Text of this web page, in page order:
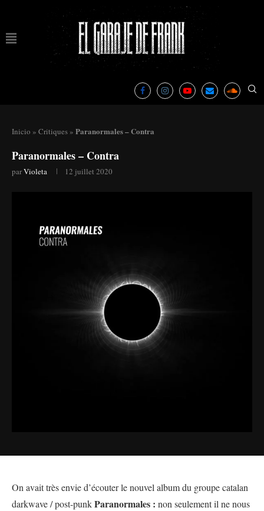
Inicio » Critiques » Paranormales – Contra
Paranormales – Contra
parVioleta 12 juillet 2020
On avait très envie d’écouter le nouvel album du groupe catalan
darkwave / post-punkParanormales : non seulement il ne nous